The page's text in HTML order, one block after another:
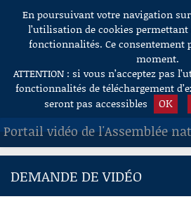
Aller au contenu
En poursuivant votre navigation
l’utilisation de cookies permettant
fonctionnalités. Ce consentement
moment.
ATTENTION : si vous n’acceptez pas
fonctionnalités de téléchargement
seront pas accessibles
OK
Portail vidéo de l'Assemblée
ACCUEIL
DEMANDE DE VIDÉO